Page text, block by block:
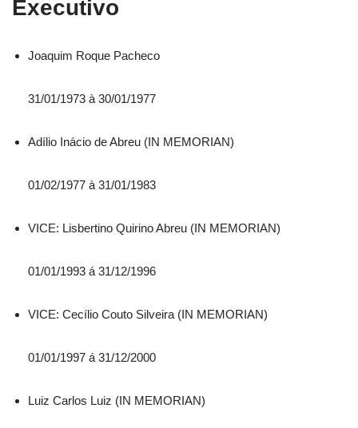
Executivo
Joaquim Roque Pacheco
31/01/1973 à 30/01/1977
Adílio Inácio de Abreu (IN MEMORIAN)
01/02/1977 à 31/01/1983
VICE: Lisbertino Quirino Abreu (IN MEMORIAN)
01/01/1993 á 31/12/1996
VICE: Cecílio Couto Silveira (IN MEMORIAN)
01/01/1997 á 31/12/2000
Luiz Carlos Luiz (IN MEMORIAN)